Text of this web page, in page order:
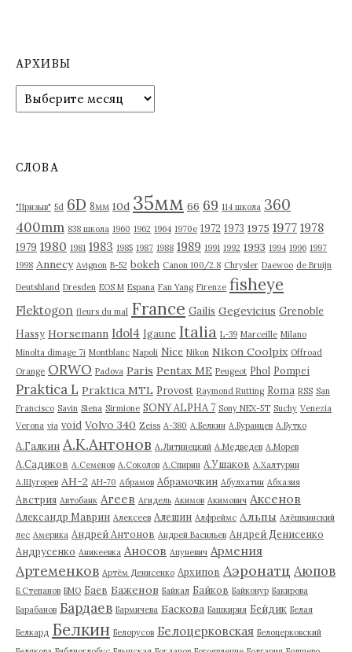
АРХИВЫ
р
в
СЛОВА
"Призыв" 5d 6D 8мм 10d 35мм 66 69 114 школа 360
400mm 838 школа 1960 1962 1964 1970е 1972 1973 1975 1977 1978
1979 1980 1981 1983 1985 1987 1988 1989 1991 1992 1993 1994 1996 1997
1998 Annecy Avignon B-52 bokeh Canon 100/2.8 Chrysler Daewoo de Bruijn
Deutshland Dresden EOS M Espana Fan Yang Firenze fisheye
Flektogon fleurs du mal France Gailis Gegevicius Grenoble
Hassy Horsemann Idol4 Igaune Italia L-39 Marceille Milano
Minolta dimage 7i Montblanc Napoli Nice Nikon Nikon Coolpix Offroad
Orange ORWO Padova Paris Pentax ME Peugeot Phol Pompei
Praktica L Praktica MTL Provost Raymond Rutting Roma RSS San
Francisco Savin Siena Sirmione SONY ALPHA 7 Sony NEX-5T Suchy Venezia
Verona via void Volvo 340 Zeiss А-380 А.Белкин А.Буранцев А.Бутко
А.Галкин А.К.Антонов А.Литинецкий А.Медведев А.Морев
А.Садиков А.Семенов А.Соколов А.Спирин А.Ушаков А.Халтурин
А.Щугорев АН-2 АН-70 Абрамов Абрамочкин Абулхатин Абхазия
Австрия Автобанк Агеев Агидель Акимов Акимович Аксенов
Александр Маврин Алексеев Алешин Алфреймс Альпы Алёшкинский
лес Америка Андрей Антонов Андрей Васильев Андрей Денисенко
Андрусенко Аникеевка Аносов Апуневич Армения
Артеменков Артём Денисенко Архипов Аэронатц Аюпов
Б.Степанов БМО Баев Баженов Байкал Байков Байконур Бакирова
Барабанов Бардаев Бармичева Баскова Башкирия Бейдик Белая
Белкард Белкин Белорусов Белоцерковская Белоцерковский